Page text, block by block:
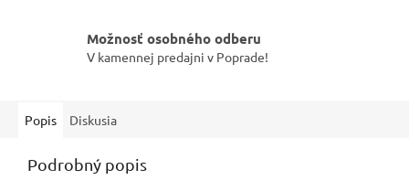
Možnosť osobného odberu
V kamennej predajni v Poprade!
Popis Diskusia
Podrobný popis